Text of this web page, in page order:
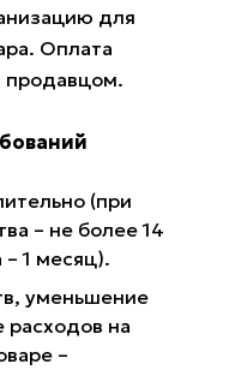
для
Оплата
продавцом.
(при
– не более 14
– 1 месяц).
уменьшение
на
–